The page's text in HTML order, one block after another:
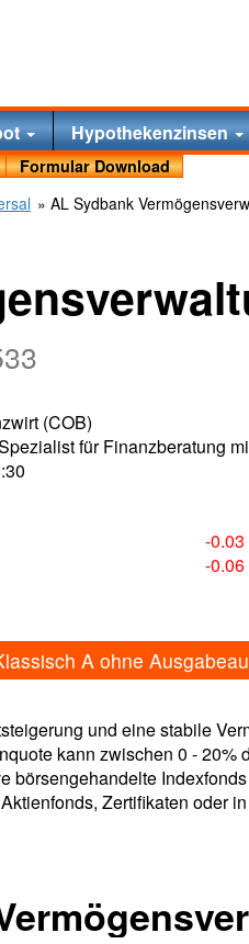
Hypothekenzinsen
Formular Download
» AL Sydbank
(COB)
für Finanzberatung
-
-0.06
A ohne
und eine stabile
kann zwischen 0 -
börsengehandelte
Zertifikaten oder